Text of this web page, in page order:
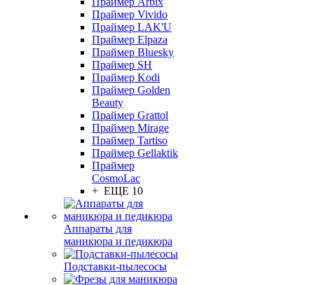
Праймер Vivido
Праймер LAK'U
Праймер Elpaza
Праймер Bluesky
Праймер SH
Праймер Kodi
Праймер Golden
Beauty
Праймер Grattol
Праймер Mirage
Праймер Tartiso
Праймер Gellaktik
Праймер
CosmoLac
+ ЕЩЕ 10
Аппараты для
маникюра и педикюра
Подставки-пылесосы